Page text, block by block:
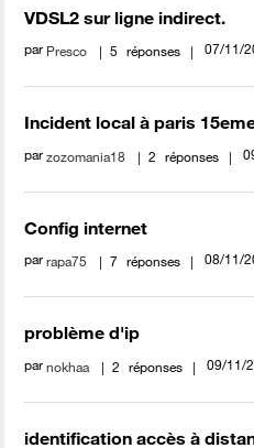
VDSL2 sur ligne indirect.
par Presco 5 réponses ‎07/11/
Incident local à paris
parzozomania18 2 réponses
Config internet
parrapa75 7 réponses ‎08/11/
problème d'ip
parnokhaa 2 réponses ‎09/11/
identification accès à